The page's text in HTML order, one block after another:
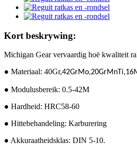
Kort beskrywing:
Michigan Gear vervaardig hoë kwaliteit
● Materiaal: 40Gr,42GrMo,20GrMnTi,
● Modulusbereik: 0.5-42M
● Hardheid: HRC58-60
● Hittebehandeling: Karburering
● Akkuraatheidsklas: DIN 5-10.